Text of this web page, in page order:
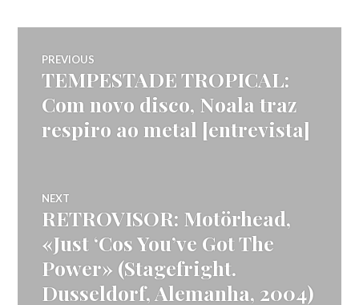
Navegação
de
artigos
PREVIOUS
Previous
post:
TEMPESTADE TROPICAL:
Com novo disco, Noala traz
respiro ao metal [entrevista]
NEXT
Next
post:
RETROVISOR: Motörhead,
«Just ‘Cos You’ve Got The
Power» (Stagefright.
Dusseldorf, Alemanha, 2004)